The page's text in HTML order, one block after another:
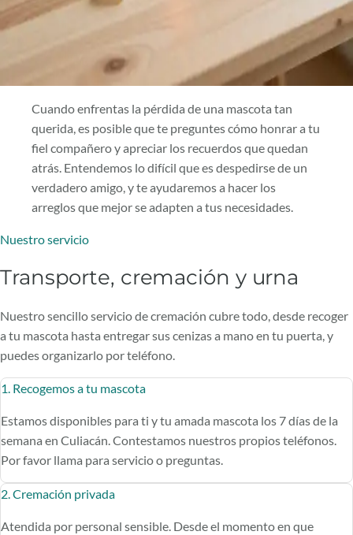
Cuando enfrentas la pérdida de una mascota tan
querida, es posible que te preguntes cómo honrar a tu
fiel compañero y apreciar los recuerdos que quedan
atrás. Entendemos lo difícil que es despedirse de un
verdadero amigo, y te ayudaremos a hacer los
arreglos que mejor se adapten a tus necesidades.
Nuestro servicio
Transporte, cremación y urna
Nuestro sencillo servicio de cremación cubre todo, desde recoger
a tu mascota hasta entregar sus cenizas a mano en tu puerta, y
puedes organizarlo por teléfono.
1. Recogemos a tu mascota
Estamos disponibles para ti y tu amada mascota los 7 días de la
semana en Culiacán. Contestamos nuestros propios teléfonos.
Por favor llama para servicio o preguntas.
2. Cremación privada
Atendida por personal sensible. Desde el momento en que